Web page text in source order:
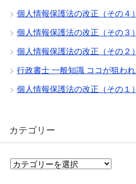
個人情報保護法の改正（その４）
個人情報保護法の改正（その３）
個人情報保護法の改正（その２）
行政書士 一般知識 ココが狙わ
個人情報保護法の改正（その１）
カテゴリー
カ